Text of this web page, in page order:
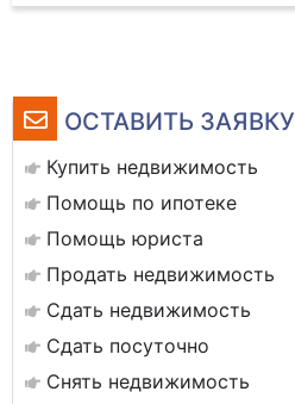
ОСТАВИТЬ ЗАЯВКУ
Купить недвижимость
Помощь по ипотеке
Помощь юриста
Продать недвижимость
Сдать недвижимость
Сдать посуточно
Снять недвижимость